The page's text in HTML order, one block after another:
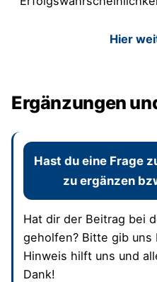
Hier
Ergänzungen
Hast du eine Frage
zu ergänzen
Hat dir der Beitrag bei
geholfen? Bitte gib uns
Hinweis hilft uns und
Dank!